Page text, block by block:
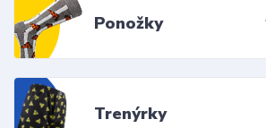
Ponožky
Trenýrky